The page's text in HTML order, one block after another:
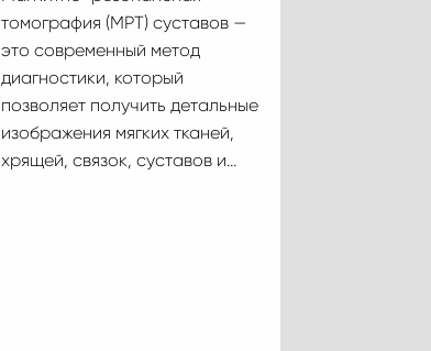
томография (МРТ) суставов —
это современный метод
диагностики, который
позволяет получить детальные
изображения мягких тканей,
хрящей, связок, суставов и…